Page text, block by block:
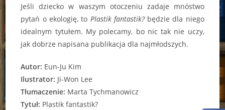
Jeśli dziecko w waszym otoczeniu zadaje mnóstwo
pytań o ekologię, to Plastik fantastik?będzie dla niego
idealnym tytułem. My polecamy, bo nic tak nie uczy,
jak dobrze napisana publikacja dla najmłodszych.
Autor: Eun-Ju Kim
Ilustrator: Ji-Won Lee
Tłumaczenie: Marta Tychmanowicz
Tytuł: Plastik fantastik?